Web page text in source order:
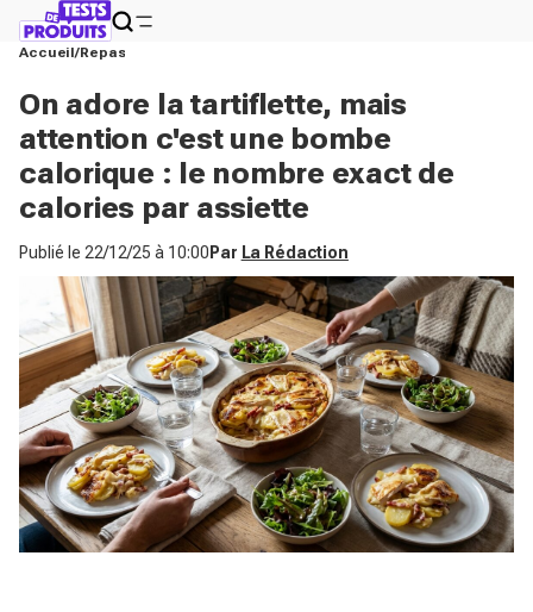
Accueil Repas
On adore la tartiflette, mais
attention c'est une bombe
calorique : le nombre exact de
calories par assiette
Publié le 22/12/25 à 10:00 Par La Rédaction